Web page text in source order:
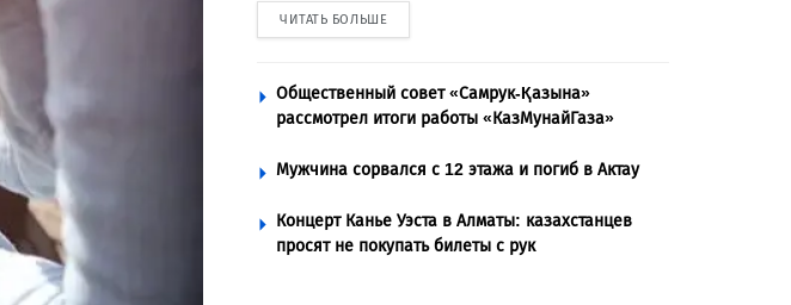
ЧИТАТЬ БОЛЬШЕ
Общественный совет «Самрук-Қазына»
рассмотрел итоги работы «КазМунайГаза»
Мужчина сорвался с 12 этажа и погиб в Актау
Концерт Канье Уэста в Алматы: казахстанцев
просят не покупать билеты с рук